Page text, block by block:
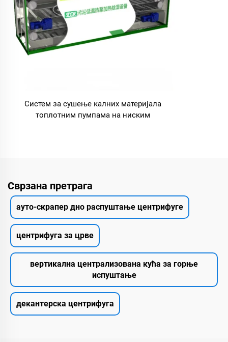
Систем за сушење калних материјала
топлотним пумпама на ниским
Сврзана претрага
ауто-скрапер дно распуштање центрифуге
центрифуга за црве
вертикална централизована кућа за горње
испуштање
декантерска центрифуга